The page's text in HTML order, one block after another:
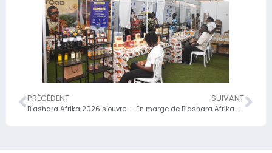
PRÉCÉDENT
Biashara Afrika 2026 s’ouvre à Lomé / plus de 1 000 acteurs réunis pour accélérer la mise en œuvre de la ZLECAf
SUIVANT
En marge de Biashara Afrika 2026, un acte fort pour l’intégration africaine posé par Faure Essozimna GNASSINGBE